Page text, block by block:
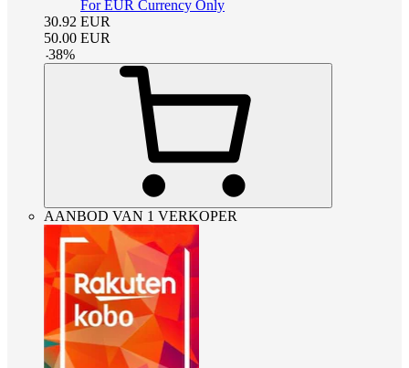
For EUR Currency Only
30.92 EUR
50.00 EUR
-38%
AANBOD VAN 1 VERKOPER